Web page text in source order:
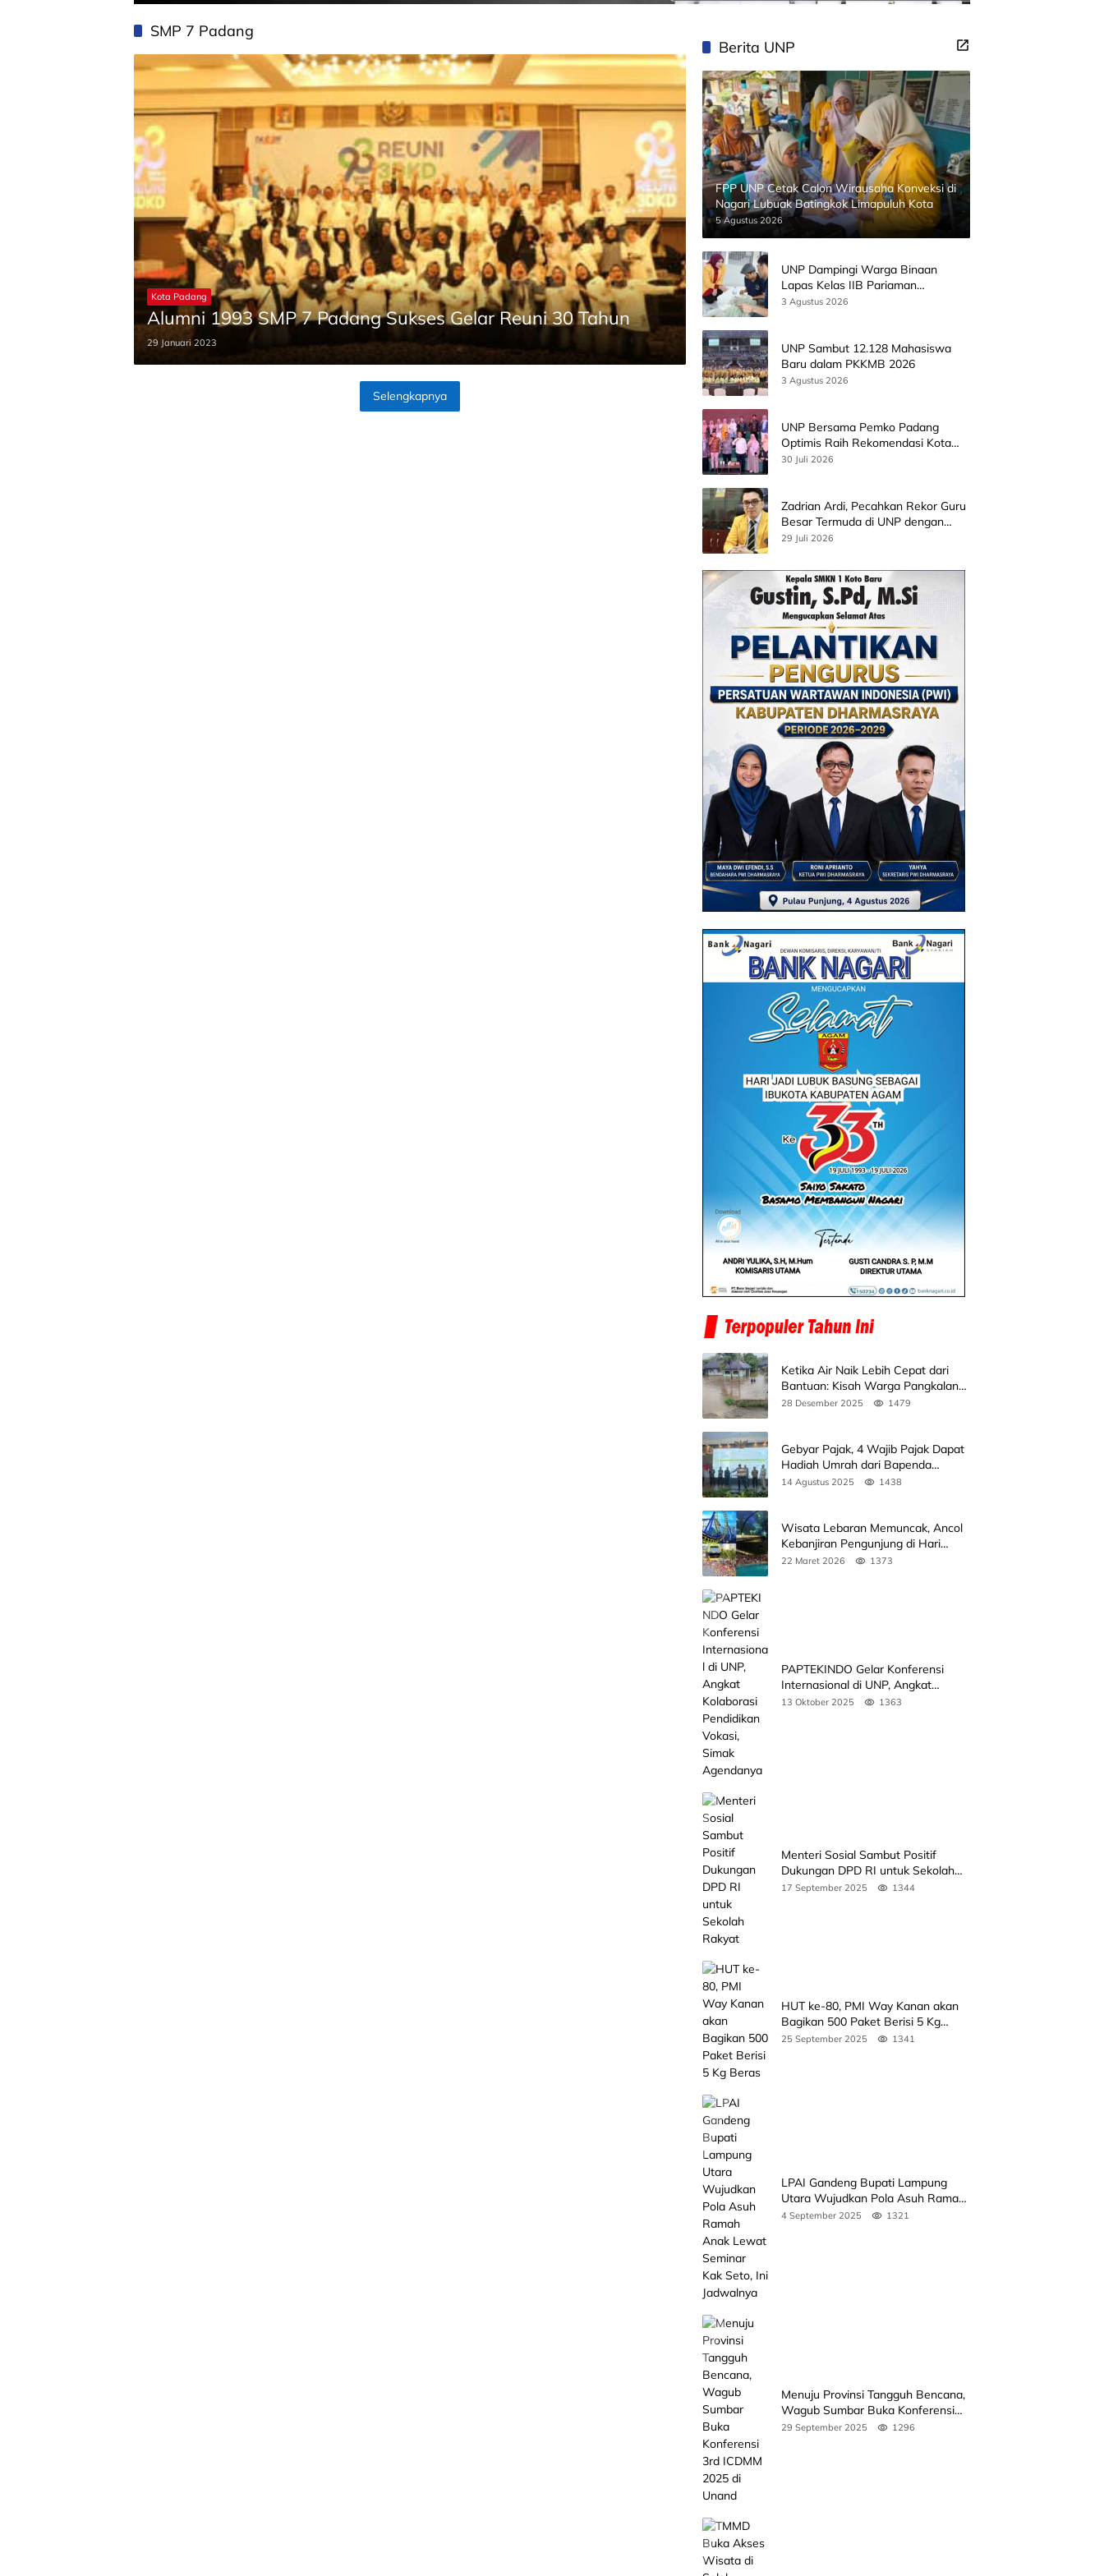
SMP 7 Padang
Kota Padang
Alumni 1993 SMP 7 Padang Sukses Gelar Reuni 30 Tahun
29 Januari 2023
Selengkapnya
Berita UNP
FPP UNP Cetak Calon Wirausaha Konveksi di
Nagari Lubuak Batingkok Limapuluh Kota
5 Agustus 2026
UNP Dampingi Warga Binaan
Lapas Kelas IIB Pariaman
Kembangkan Produk Kreatif
3 Agustus 2026
UNP Sambut 12.128 Mahasiswa
Baru dalam PKKMB 2026
3 Agustus 2026
UNP Bersama Pemko Padang
Optimis Raih Rekomendasi Kota
Gastronomi UNESCO
30 Juli 2026
Zadrian Ardi, Pecahkan Rekor Guru
Besar Termuda di UNP dengan
Riset Stress Akademik
29 Juli 2026
Ketika Air Naik Lebih Cepat dari
Bantuan: Kisah Warga Pangkalan
Koto Baru Bertahan di Tengah
28 Desember 2025 1479
Gebyar Pajak, 4 Wajib Pajak Dapat
Hadiah Umrah dari Bapenda
Sumbar
14 Agustus 2025 1438
Wisata Lebaran Memuncak, Ancol
Kebanjiran Pengunjung di Hari
Kedua
22 Maret 2026 1373
PAPTEKINDO Gelar Konferensi
Internasional di UNP, Angkat
Kolaborasi Pendidikan Vokasi,
13 Oktober 2025 1363
Menteri Sosial Sambut Positif
Dukungan DPD RI untuk Sekolah
Rakyat
17 September 2025 1344
HUT ke-80, PMI Way Kanan akan
Bagikan 500 Paket Berisi 5 Kg
Beras
25 September 2025 1341
LPAI Gandeng Bupati Lampung
Utara Wujudkan Pola Asuh Ramah
Anak Lewat Seminar Kak Seto, Ini
4 September 2025 1321
Menuju Provinsi Tangguh Bencana,
Wagub Sumbar Buka Konferensi
3rd ICDMM 2025 di Unand
29 September 2025 1296